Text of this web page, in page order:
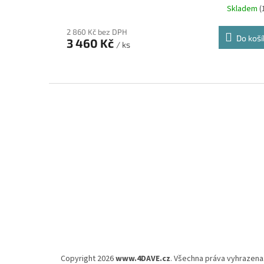
Skladem
2 860 Kč bez DPH
3 460 Kč / ks
Do
Copyright 2026www.4DAVE.cz. Všechna práva vyhrazena.